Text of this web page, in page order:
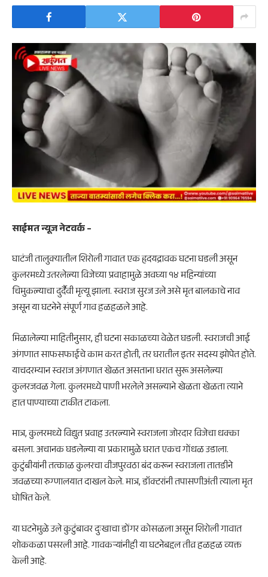
साईमत न्यूज नेटवर्क –
घाटंजीतालुक्यातील शिरोली गावात एक हृदयद्रावक घटना घडली असून
कुलरमध्ये उतरलेल्या विजेच्या प्रवाहामुळे अवघ्या १४ महिन्यांच्या
चिमुकल्याचा दुर्दैवी मृत्यू झाला. स्वराज सुरज उले असे मृत बालकाचे नाव
असून या घटनेने संपूर्ण गाव हळहळले आहे.
मिळालेल्या माहितीनुसार, ही घटना सकाळच्या वेळेत घडली. स्वराजची आई
अंगणात साफसफाईचे काम करत होती, तर घरातील इतर सदस्य झोपेत होते.
याचदरम्यान स्वराज अंगणात खेळत असताना घरात सुरू असलेल्या
कुलरजवळ गेला. कुलरमध्ये पाणी भरलेले असल्याने खेळता खेळता त्याने
हात पाण्याच्या टाकीत टाकला.
मात्र, कुलरमध्ये विद्युत प्रवाह उतरल्याने स्वराजला जोरदार विजेचा धक्का
बसला. अचानक घडलेल्या या प्रकारामुळे घरात एकच गोंधळ उडाला.
कुटुंबीयांनी तत्काळ कुलरचा वीजपुरवठा बंद करून स्वराजला तातडीने
जवळच्या रुग्णालयात दाखल केले. मात्र, डॉक्टरांनी तपासणीअंती त्याला मृत
घोषित केले.
या घटनेमुळे उले कुटुंबावर दुःखाचा डोंगर कोसळला असून शिरोली गावात
शोककळा पसरली आहे. गावकऱ्यांनीही या घटनेबद्दल तीव्र हळहळ व्यक्त
केली आहे.